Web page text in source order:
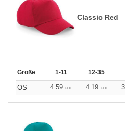
Classic Red
Größe 1-11 12-35
OS 4.59 CHF 4.19 CHF